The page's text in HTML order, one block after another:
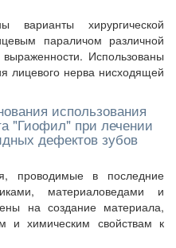
хирургической
параличом различной
Использованы
лицевого нерва нисходящей
использования
"Гиофил" при лечении
дефектов зубов
проводимые в последние
материаловедами и
на создание материала,
и химическим свойствам к